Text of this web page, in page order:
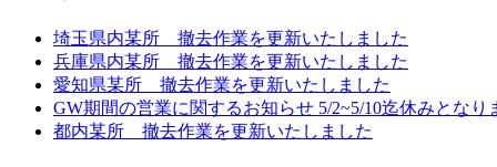
埼玉県内某所 撤去作業を更新いたしました
兵庫県内某所 撤去作業を更新いたしました
愛知県某所 撤去作業を更新いたしました
GW期間の営業に関するお知らせ 5/2~5/10迄休みとなり
都内某所 撤去作業を更新いたしました